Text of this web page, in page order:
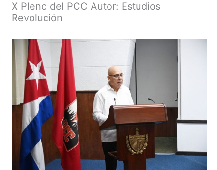
X Pleno del PCC Autor: Estudios
Revolución